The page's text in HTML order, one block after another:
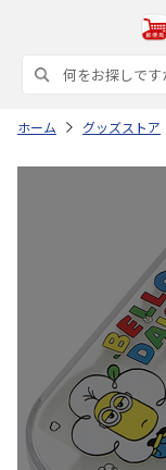
ホーム グッズストア